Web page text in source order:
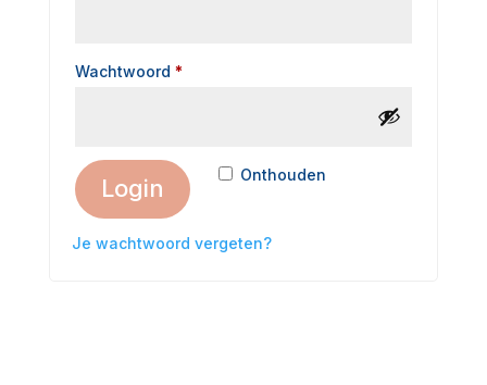
Wachtwoord *
A
l
Onthouden
Login
Je wachtwoord vergeten?